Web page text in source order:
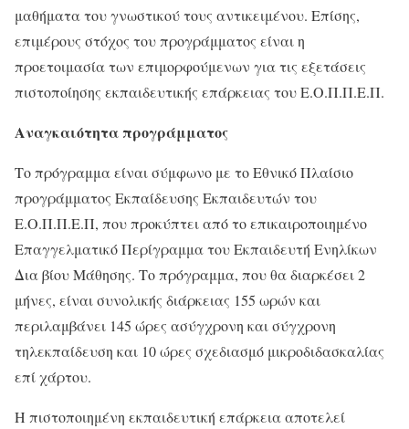
μαθήματα του γνωστικού τους αντικειμένου. Επίσης,
επιμέρους στόχος του προγράμματος είναι η
προετοιμασία των επιμορφούμενων για τις εξετάσεις
πιστοποίησης εκπαιδευτικής επάρκειας του Ε.Ο.Π.Π.Ε.Π.
Αναγκαιότητα προγράμματος
Το πρόγραμμα είναι σύμφωνο με το Εθνικό Πλαίσιο
προγράμματος Εκπαίδευσης Εκπαιδευτών του
Ε.Ο.Π.Π.Ε.Π, που προκύπτει από το επικαιροποιημένο
Επαγγελματικό Περίγραμμα του Εκπαιδευτή Ενηλίκων
Δια βίου Μάθησης. Το πρόγραμμα, που θα διαρκέσει 2
μήνες, είναι συνολικής διάρκειας 155 ωρών και
περιλαμβάνει 145 ώρες ασύγχρονη και σύγχρονη
τηλεκπαίδευση και 10 ώρες σχεδιασμό μικροδιδασκαλίας
επί χάρτου.
Η πιστοποιημένη εκπαιδευτική επάρκεια αποτελεί